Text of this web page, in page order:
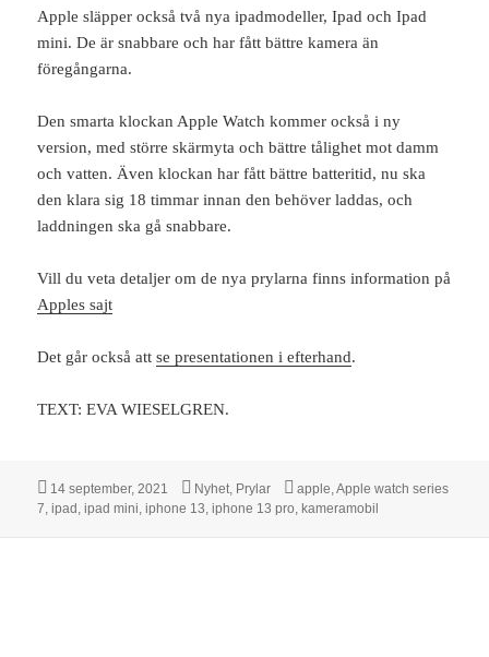
Apple släpper också två nya ipadmodeller, Ipad och Ipad
mini. De är snabbare och har fått bättre kamera än
föregångarna.
Den smarta klockan Apple Watch kommer också i ny
version, med större skärmyta och bättre tålighet mot damm
och vatten. Även klockan har fått bättre batteritid, nu ska
den klara sig 18 timmar innan den behöver laddas, och
laddningen ska gå snabbare.
Vill du veta detaljer om de nya prylarna finns information på
Apples sajt
Det går också attse presentationen i efterhand.
TEXT: EVA WIESELGREN.
Postat
14 september, 2021 Kategorier
Nyhet, Prylar Taggar
apple,Apple watch series
7,ipad ,ipad mini,iphone 13,iphone 13 pro, kameramobil